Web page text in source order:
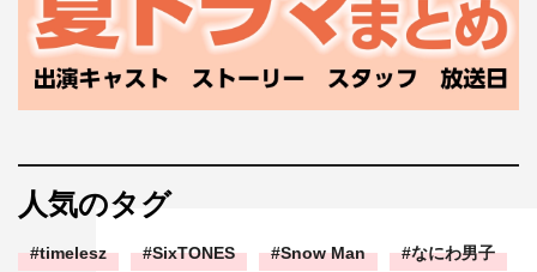
人気のタグ
timelesz SixTONES Snow Man なにわ男子